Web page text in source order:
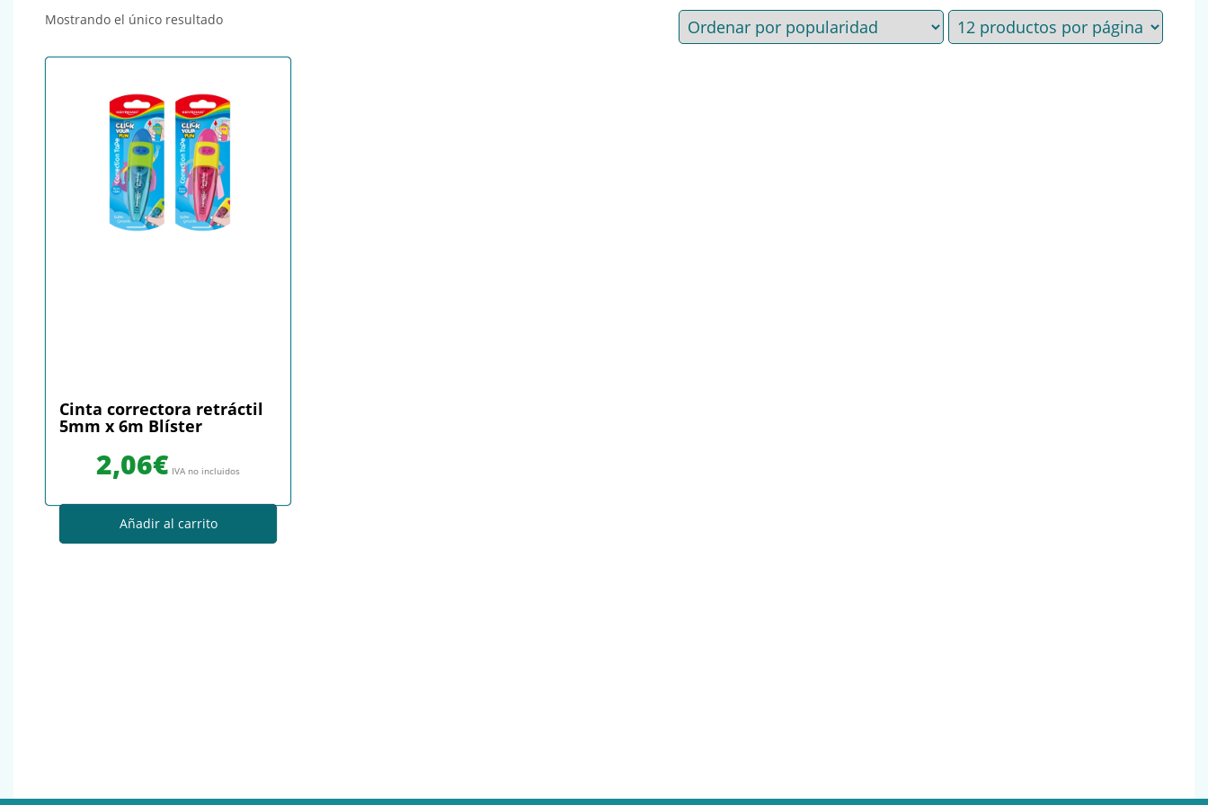
Mostrando el único resultado
Cinta correctora retráctil
5mm x 6m Blíster
2,06€ IVA no incluidos
Añadir al carrito